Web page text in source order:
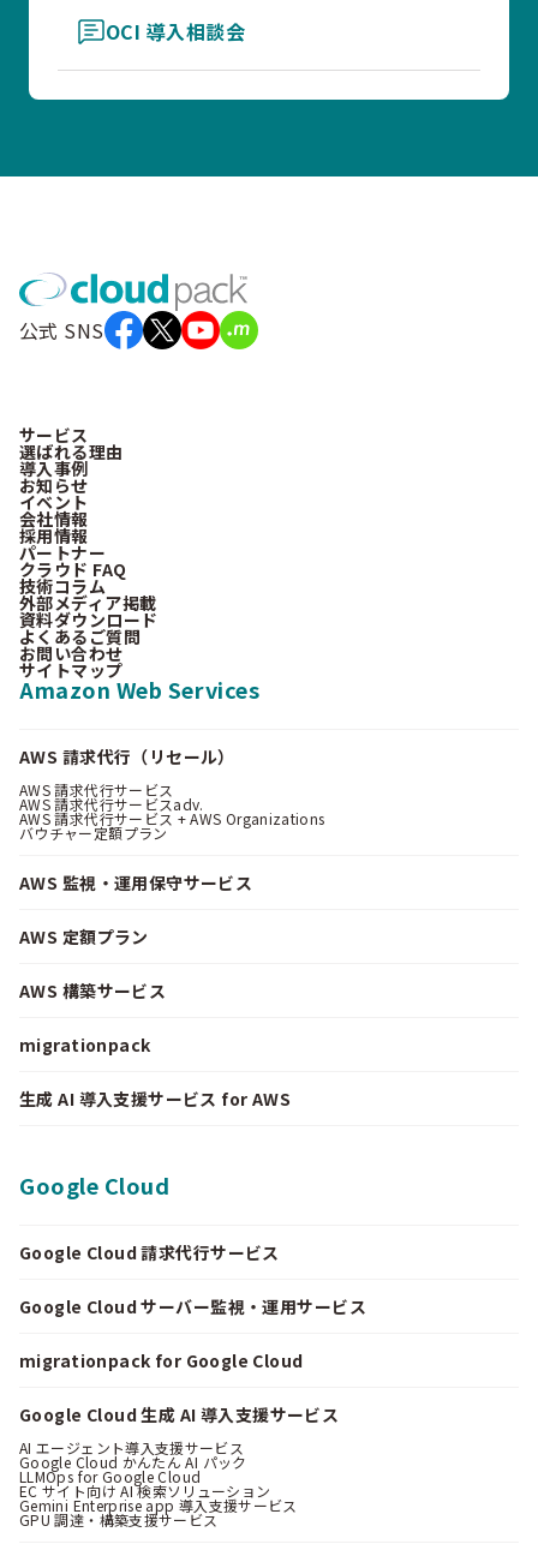
OCI 導入相談会
公式 SNS
サービス
選ばれる理由
導入事例
お知らせ
イベント
会社情報
採用情報
パートナー
クラウド FAQ
技術コラム
外部メディア掲載
資料ダウンロード
よくあるご質問
お問い合わせ
サイトマップ
Amazon Web Services
AWS 請求代行（リセール）
AWS 請求代行サービス
AWS 請求代行サービスadv.
AWS 請求代行サービス + AWS Organizations
バウチャー定額プラン
AWS 監視・運用保守サービス
AWS 定額プラン
AWS 構築サービス
migrationpack
生成 AI 導入支援サービス for AWS
Google Cloud
Google Cloud 請求代行サービス
Google Cloud サーバー監視・運用サービス
migrationpack for Google Cloud
Google Cloud 生成 AI 導入支援サービス
AI エージェント導入支援サービス
Google Cloud かんたん AI パック
LLMOps for Google Cloud
EC サイト向け AI 検索ソリューション
Gemini Enterprise app 導入支援サービス
GPU 調達・構築支援サービス